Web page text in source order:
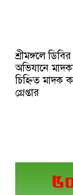
শ্রীমঙ্গলে
অভিযানে
চিহ্নিত মাদক
গ্রেপ্তার